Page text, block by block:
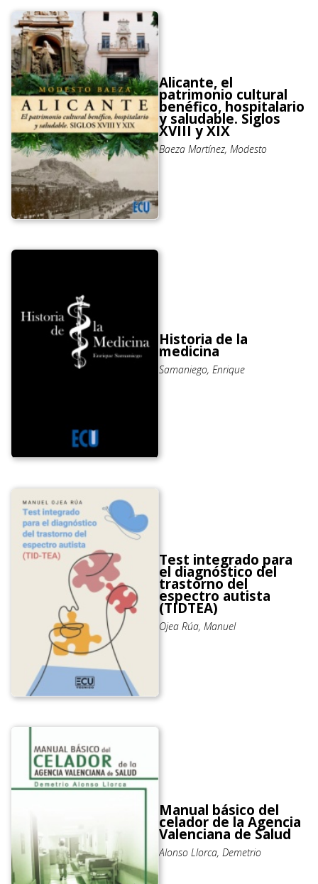
Alicante, el
patrimonio cultural
benéfico, hospitalario
y saludable. Siglos
XVIII y XIX
Baeza Martínez, Modesto
Historia de la
medicina
Samaniego, Enrique
Test integrado para
el diagnóstico del
trastorno del
espectro autista
(TIDTEA)
Ojea Rúa, Manuel
Manual básico del
celador de la Agencia
Valenciana de Salud
Alonso Llorca, Demetrio